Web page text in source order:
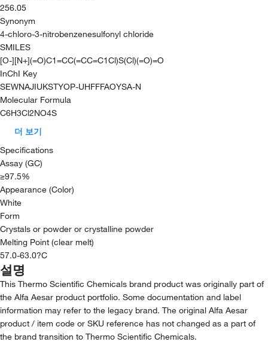
256.05
Synonym
4-chloro-3-nitrobenzenesulfonyl chloride
SMILES
[O-][N+](=O)C1=CC(=CC=C1Cl)S(Cl)(=O)=O
InChI Key
SEWNAJIUKSTYOP-UHFFFAOYSA-N
Molecular Formula
C6H3Cl2NO4S
더 보기
Specifications
Assay (GC)
≥97.5%
Appearance (Color)
White
Form
Crystals or powder or crystalline powder
Melting Point (clear melt)
57.0-63.0?C
설명
This Thermo Scientific Chemicals brand product was originally part of
the Alfa Aesar product portfolio. Some documentation and label
information may refer to the legacy brand. The original Alfa Aesar
product / item code or SKU reference has not changed as a part of
the brand transition to Thermo Scientific Chemicals.